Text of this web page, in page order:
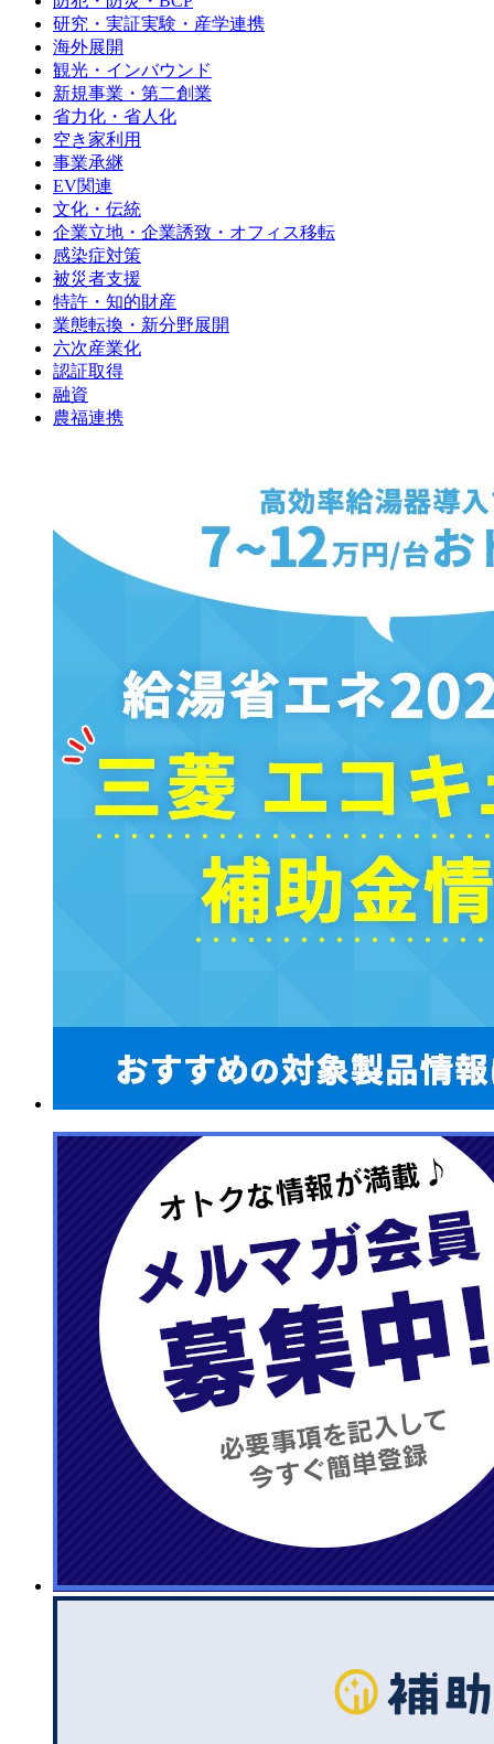
研究・実証実験・産学連携
海外展開
観光・インバウンド
新規事業・第二創業
省力化・省人化
空き家利用
事業承継
EV関連
文化・伝統
企業立地・企業誘致・オフィス移転
感染症対策
被災者支援
特許・知的財産
業態転換・新分野展開
六次産業化
認証取得
融資
農福連携